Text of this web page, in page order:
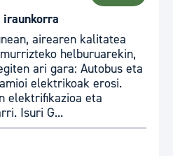
airearen kalitatea
helburuarekin,
ari gara: Autobus eta
elektrikoak erosi.
elektrifikazioa eta
Isuri G...